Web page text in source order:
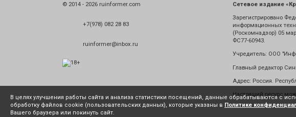
© 2014 - 2026 ruinformer.com
+7(978) 082 28 83
ruinformer@inbox.ru
Сетевое издание
Зарегистрировано
информационных
(Роскомнадзор) 05
ФС77-60943.
Учредитель: ООО
Главный редактор
Адрес: Россия.
Настоящий ресурс
В целях улучшения работы сайта и анализа статистики посещений, данные обрабатываются с
обработку файлов cookie (пользовательских данных), которые указаны в Политике
Вашего браузера или покинуть сайт.